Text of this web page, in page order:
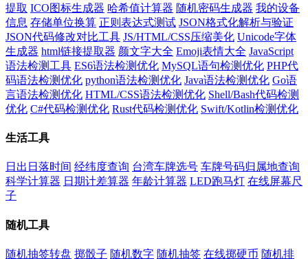
提取 ICO图标生成器 哈希值计算器 随机密码生成器 我的设备
信息 存储单位换算 正则表达式测试 JSON格式化解析与验证
JSON代码修改对比工具 JS/HTML/CSS压缩美化 Unicode字体
生成器 html链接提取器 颜文字大全 Emoji表情大全 JavaScript
语法检测工具 ES6语法检测优化 MySQL语句检测优化 PHP代
码语法检测优化 python语法检测优化 Java语法检测优化 Go语
言语法检测优化 HTML/CSS语法检测优化 Shell/Bash代码检测
优化 C#代码检测优化 Rust代码检测优化 Swift/Kotlin检测优化
生活工具
日出日落时间 经纬度查询 台湾车牌选号 车牌号码归属地查询
科学计算器 日期计差算器 年龄计算器 LED跑马灯 在线屏幕尺
子
随机工具
随机抽签转盘 掷骰子 随机数字 随机抽签 在线掷硬币 随机排